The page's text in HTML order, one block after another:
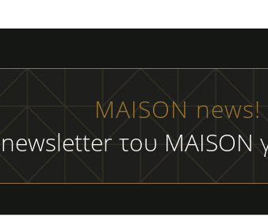
MAISON news!
του MAISON